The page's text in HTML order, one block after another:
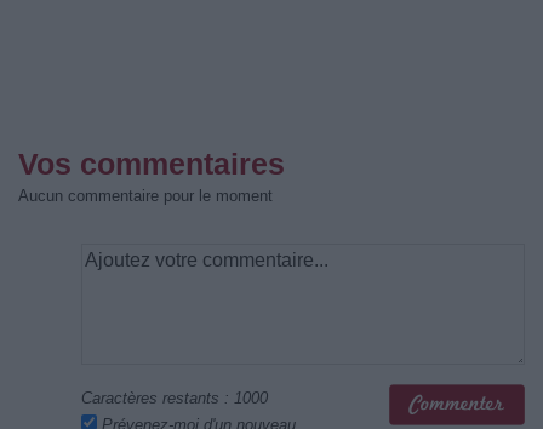
Vos commentaires
Aucun commentaire pour le moment
Caractères restants : 1000
Prévenez-moi d'un nouveau